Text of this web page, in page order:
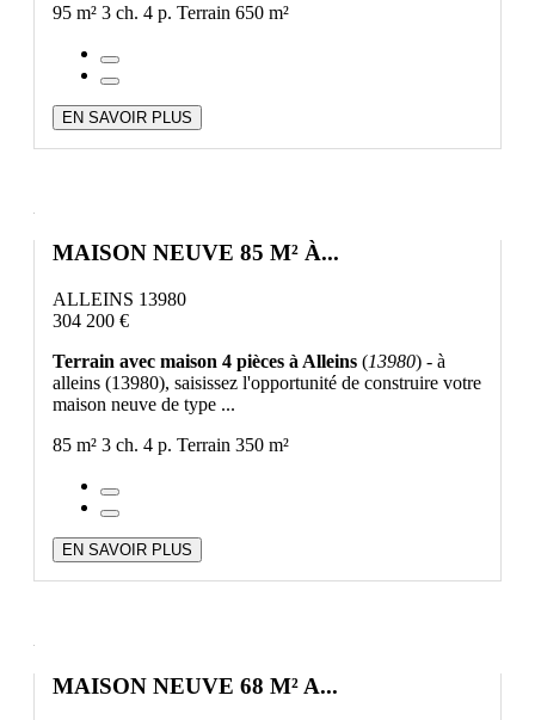
95 m² 3 ch. 4 p. Terrain 650 m²
EN SAVOIR PLUS
MAISON NEUVE 85 M² À...
ALLEINS 13980
304 200 €
Terrain avec maison 4 pièces à Alleins (13980) - à
alleins (13980), saisissez l'opportunité de construire votre
maison neuve de type ...
85 m² 3 ch. 4 p. Terrain 350 m²
EN SAVOIR PLUS
MAISON NEUVE 68 M² A...